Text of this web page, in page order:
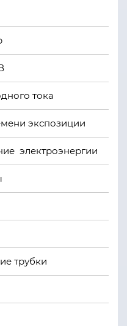
тока
экспозиции
электроэнергии
трубки